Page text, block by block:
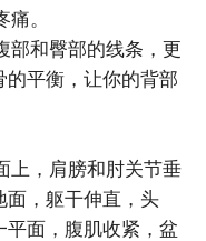
。
和臀部的线条，更
平衡，让你的背部
，肩膀和肘关节垂
面，躯干伸直，头
面，腹肌收紧，盆